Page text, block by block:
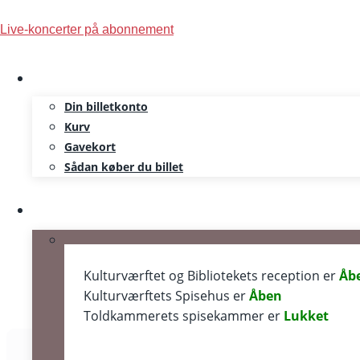
to
Live-koncerter på abonnement
Din billetkonto
Kurv
Gavekort
Sådan køber du billet
Kulturværftet og Bibliotekets reception er
Kulturværftets Spisehus erÅben
Toldkammerets spisekammer er Lukket